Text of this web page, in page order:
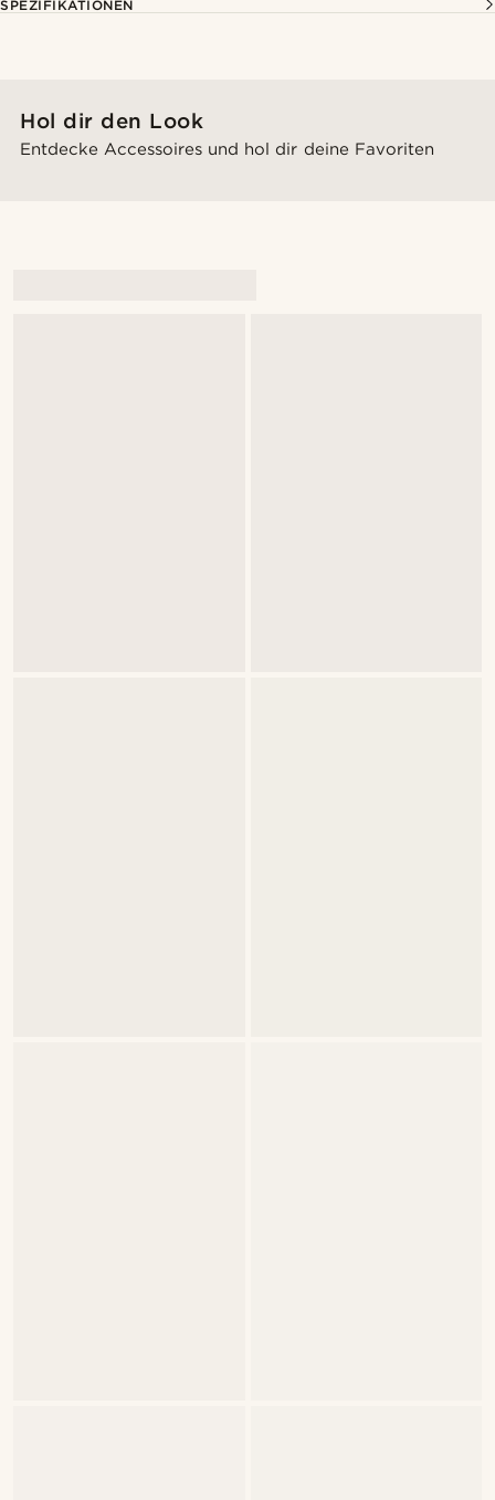
SPEZIFIKATIONEN
Hol dir den Look
Entdecke Accessoires und hol dir deine Favoriten